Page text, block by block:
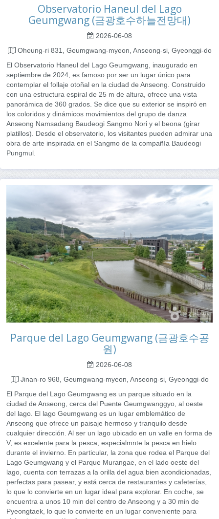
Observatorio Haneul del Lago
Geumgwang (금광호수하늘전망대)
2026-06-08
Oheung-ri 831, Geumgwang-myeon, Anseong-si, Gyeonggi-do
El Observatorio Haneul del Lago Geumgwang, inaugurado en
septiembre de 2024, es famoso por ser un lugar único para
contemplar el follaje otoñal en la ciudad de Anseong. Construido
con una estructura espiral de 25 m de altura, ofrece una vista
panorámica de 360 ​​grados. Se dice que su exterior se inspiró en
los coloridos y dinámicos movimientos del grupo de danza
Anseong Namsadang Baudeogi Sangmo Nori y el beona (girar
platillos). Desde el observatorio, los visitantes pueden admirar una
obra de arte inspirada en el Sangmo de la compañía Baudeogi
Pungmul.
Parque del Lago Geumgwang (금광호수공
원)
2026-06-08
Jinan-ro 968, Geumgwang-myeon, Anseong-si, Gyeonggi-do
El Parque del Lago Geumgwang es un parque situado en la
ciudad de Anseong, cerca del Puente Geumgwanggyo, al oeste
del lago. El lago Geumgwang es un lugar emblemático de
Anseong que ofrece un paisaje hermoso y tranquilo desde
cualquier dirección. Al ser un lago ubicado en un valle en forma de
V, es excelente para la pesca, especialmnte la pesca en hielo
durante el invierno. En particular, la zona que rodea el Parque del
Lago Geumgwang y el Parque Murangae, en el lado oeste del
lago, cuenta con terrazas a la orilla del agua bien acondicionadas,
perfectas para pasear, y está cerca de restaurantes y cafeterías,
lo que lo convierte en un lugar ideal para explorar. En coche, se
encuentra a unos 10 min del centro de Anseong y a 30 min de
Pyeongtaek, lo que lo convierte en un lugar conveniente para